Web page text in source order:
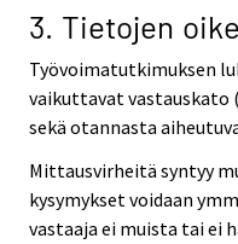
3. Tietojen
Työvoimatutkimuksen
vaikuttavat vastauskato
sekä otannasta
Mittausvirheitä syntyy
kysymykset voidaan
vastaaja ei muista tai ei